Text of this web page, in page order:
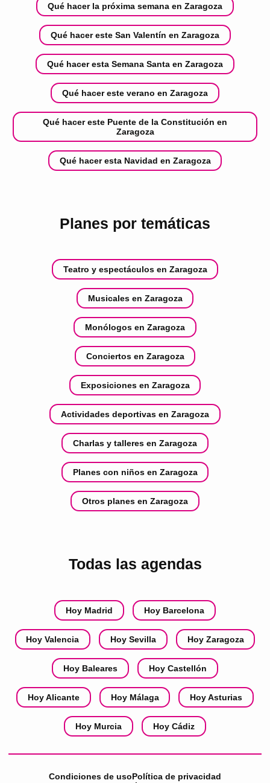
Qué hacer la próxima semana en Zaragoza
Qué hacer este San Valentín en Zaragoza
Qué hacer esta Semana Santa en Zaragoza
Qué hacer este verano en Zaragoza
Qué hacer este Puente de la Constitución en
Zaragoza
Qué hacer esta Navidad en Zaragoza
Planes por temáticas
Teatro y espectáculos en Zaragoza
Musicales en Zaragoza
Monólogos en Zaragoza
Conciertos en Zaragoza
Exposiciones en Zaragoza
Actividades deportivas en Zaragoza
Charlas y talleres en Zaragoza
Planes con niños en Zaragoza
Otros planes en Zaragoza
Todas las agendas
Hoy Madrid Hoy Barcelona
Hoy Valencia Hoy Sevilla Hoy Zaragoza
Hoy Baleares Hoy Castellón
Hoy Alicante Hoy Málaga Hoy Asturias
Hoy Murcia Hoy Cádiz
Condiciones de usoPolítica de privacidad